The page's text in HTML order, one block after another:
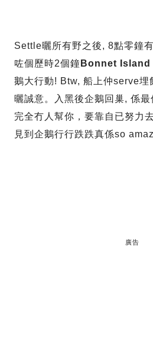
Settle曬所有野之後, 8點零鐘
咗個歷時2個鐘 Bonnet
鵝大行動! Btw, 船上仲serve埋
曬誠意。入黑後企鵝回巢, 係最
完全冇人幫你，要靠自已努力
見到企鵝行行跌跌真係so
廣告